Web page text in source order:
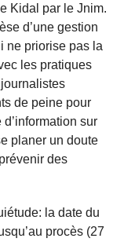
Kidal par le Jnim.
d’une gestion
ne priorise pas la
les pratiques
de peine pour
sur
planer un doute
des
la date du
procès (27